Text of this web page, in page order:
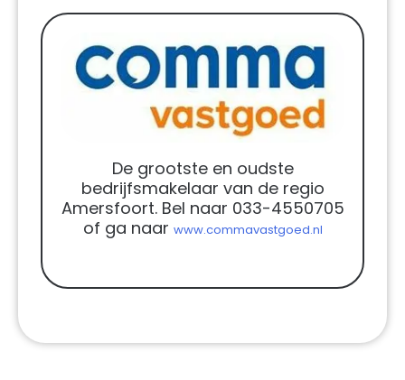
De grootste en oudste
bedrijfsmakelaar van de regio
Amersfoort. Bel naar 033-4550705
of ga naar www.commavastgoed.nl